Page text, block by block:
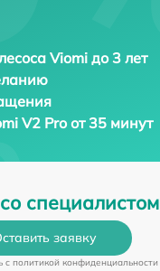
Viomi до 3 лет
V2 Pro от 35 минут
специалистом
заявку
c политикой конфиденциальности